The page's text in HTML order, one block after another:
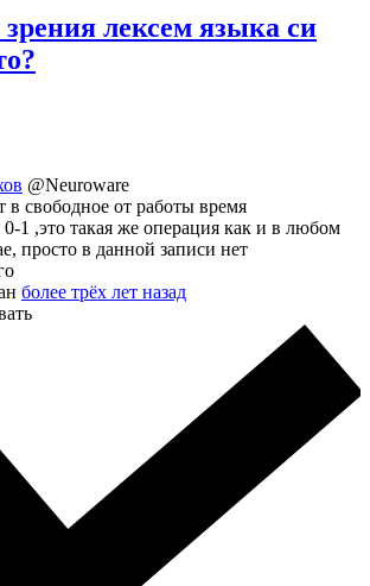
лексем языка си
@Neuroware
в свободное от работы время
0-1 ,это такая же операция как и в любом
просто в данной записи нет
более трёх лет назад